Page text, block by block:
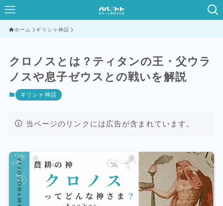
ホーム ギリシャ神話
クロノスとは？ティタンの王・父ウラ
ノスや息子ゼウスとの戦いを解説
ギリシャ神話
当ページのリンクには広告が含まれています。